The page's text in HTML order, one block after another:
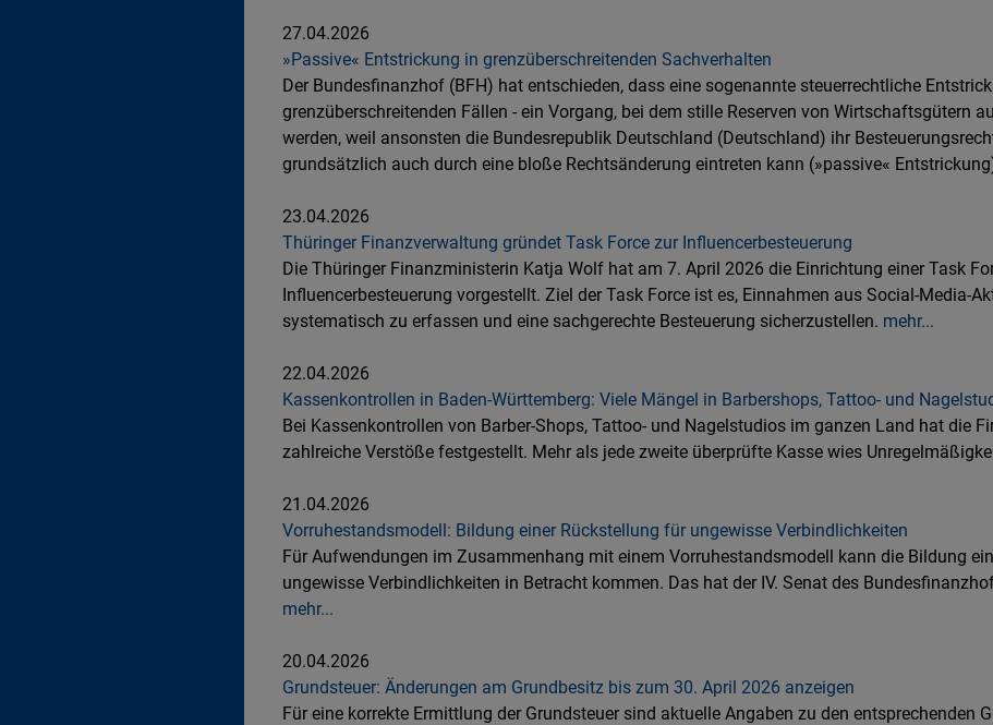
27.04.2026
»Passive« Entstrickung in grenzüberschreitenden Sachverhalten
Der Bundesfinanzhof (BFH) hat entschieden, dass eine sogenannte steuerrechtliche
grenzüberschreitenden Fällen - ein Vorgang, bei dem stille Reserven von Wirtschaftsgütern
werden, weil ansonsten die Bundesrepublik Deutschland (Deutschland) ihr
grundsätzlich auch durch eine bloße Rechtsänderung eintreten kann (»passive«
23.04.2026
Thüringer Finanzverwaltung gründet Task Force zur Influencerbesteuerung
Die Thüringer Finanzministerin Katja Wolf hat am 7. April 2026 die Einrichtung einer Task
Influencerbesteuerung vorgestellt. Ziel der Task Force ist es, Einnahmen aus Social-Media-
systematisch zu erfassen und eine sachgerechte Besteuerung sicherzustellen. mehr...
22.04.2026
Kassenkontrollen in Baden-Württemberg: Viele Mängel in Barbershops, Tattoo- und
Bei Kassenkontrollen von Barber-Shops, Tattoo- und Nagelstudios im ganzen Land hat die
zahlreiche Verstöße festgestellt. Mehr als jede zweite überprüfte Kasse wies
21.04.2026
Vorruhestandsmodell: Bildung einer Rückstellung für ungewisse Verbindlichkeiten
Für Aufwendungen im Zusammenhang mit einem Vorruhestandsmodell kann die Bildung
ungewisse Verbindlichkeiten in Betracht kommen. Das hat der IV. Senat des
mehr...
20.04.2026
Grundsteuer: Änderungen am Grundbesitz bis zum 30. April 2026 anzeigen
Für eine korrekte Ermittlung der Grundsteuer sind aktuelle Angaben zu den entsprechenden